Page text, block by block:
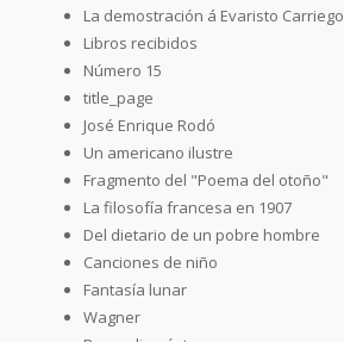
La demostración á Evaristo Carriego
Libros recibidos
Número 15
title_page
José Enrique Rodó
Un americano ilustre
Fragmento del "Poema del otoño"
La filosofía francesa en 1907
Del dietario de un pobre hombre
Canciones de niño
Fantasía lunar
Wagner